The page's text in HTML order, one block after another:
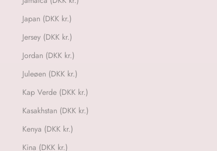
Japan (DKK kr.)
Jersey (DKK kr.)
Jordan (DKK kr.)
Juleøen (DKK kr.)
Kap Verde (DKK kr.)
Kasakhstan (DKK kr.)
Kenya (DKK kr.)
Kina (DKK kr.)